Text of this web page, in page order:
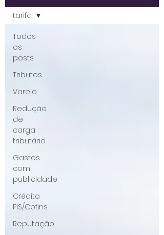
Todos
os
posts
Tributos
Varejo
Redução
de
carga
tributária
Gastos
com
publicidade
Crédito
PIS/Cofins
Reputação
tarifa